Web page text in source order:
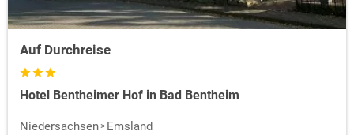
Auf Durchreise
Hotel Bentheimer Hof in Bad Bentheim
Niedersachsen
Emsland